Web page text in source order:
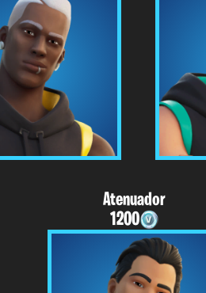
Atenuador
1200